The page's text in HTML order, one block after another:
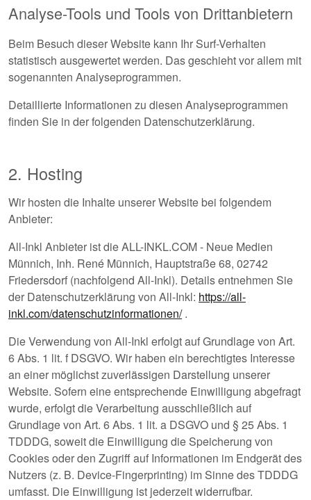
Analyse-Tools und Tools von Drittanbietern
Beim Besuch dieser Website kann Ihr Surf-Verhalten
statistisch ausgewertet werden. Das geschieht vor allem mit
sogenannten Analyseprogrammen.
Detaillierte Informationen zu diesen Analyseprogrammen
finden Sie in der folgenden Datenschutzerklärung.
2. Hosting
Wir hosten die Inhalte unserer Website bei folgendem
Anbieter:
All-Inkl Anbieter ist die ALL-INKL.COM - Neue Medien
Münnich, Inh. René Münnich, Hauptstraße 68, 02742
Friedersdorf (nachfolgend All-Inkl). Details entnehmen Sie
der Datenschutzerklärung von All-Inkl: https://all-
inkl.com/datenschutzinformationen/.
Die Verwendung von All-Inkl erfolgt auf Grundlage von Art.
6 Abs. 1 lit. f DSGVO. Wir haben ein berechtigtes Interesse
an einer möglichst zuverlässigen Darstellung unserer
Website. Sofern eine entsprechende Einwilligung abgefragt
wurde, erfolgt die Verarbeitung ausschließlich auf
Grundlage von Art. 6 Abs. 1 lit. a DSGVO und § 25 Abs. 1
TDDDG, soweit die Einwilligung die Speicherung von
Cookies oder den Zugriff auf Informationen im Endgerät des
Nutzers (z. B. Device-Fingerprinting) im Sinne des TDDDG
umfasst. Die Einwilligung ist jederzeit widerrufbar.